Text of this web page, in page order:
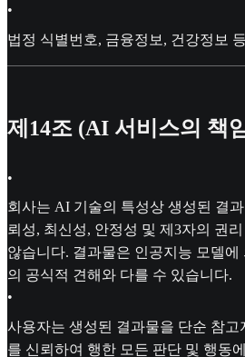
•
법정 식별번호, 금융정보, 건강정보
제14조 (AI 서비스의 책
•
회사는 AI 기술의 특성상 생성된 결
뢰성, 최신성, 안정성 및 제3자의 권
않습니다. 결과물은 인공지능 모델
의 공식적 견해와 다를 수 있습니다.
•
사용자는 생성된 결과물을 단순 참고
를 신뢰하여 행한 모든 판단 및 행동